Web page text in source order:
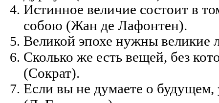
Истинное величие состоит в
собою (Жан де Лафонтен).
Великой эпохе нужны
Сколько же есть вещей, без
(Сократ).
Если вы не думаете о будущем,